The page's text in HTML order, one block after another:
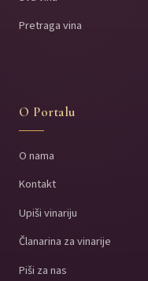
Pretraga vina
O Portalu
O nama
Kontakt
Upiši vinariju
Članarina za vinarije
Piši za nas